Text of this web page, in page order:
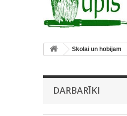
Skolai un hobijam
DARBARĪKI